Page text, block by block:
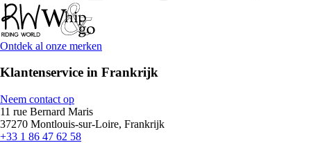
Ontdek al onze merken
Klantenservice in Frankrijk
Neem contact op
11 rue Bernard Maris
37270 Montlouis-sur-Loire, Frankrijk
+33 1 86 47 62 58